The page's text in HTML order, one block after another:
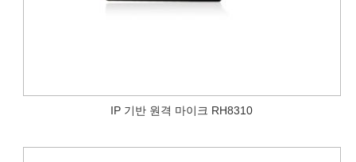
IP 기반 원격 마이크 RH8310